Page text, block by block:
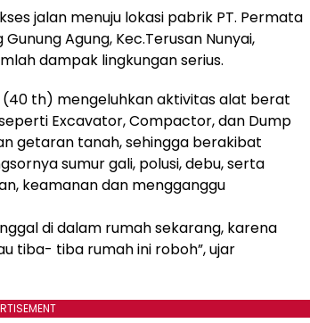
jalan menuju lokasi pabrik PT. Permata
Agung, Kec.Terusan Nunyai,
dampak lingkungan serius.
th) mengeluhkan aktivitas alat berat
Excavator, Compactor, dan Dump
getaran tanah, sehingga berakibat
sumur gali, polusi, debu, serta
keamanan dan mengganggu
di dalam rumah sekarang, karena
tiba- tiba rumah ini roboh”, ujar